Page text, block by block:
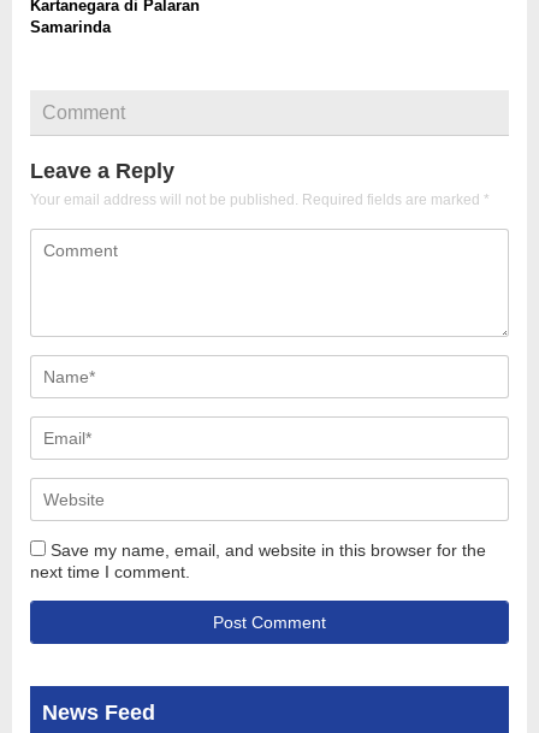
Kartanegara di Palaran
Samarinda
Comment
Leave a Reply
Your email address will not be published. Required fields are marked *
Save my name, email, and website in this browser for the
next time I comment.
News Feed